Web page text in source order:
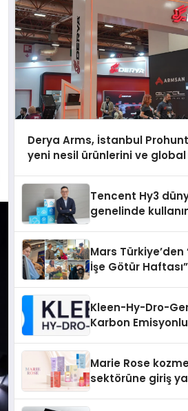
Derya Arms, İstanbul
yeni nesil ürünlerini ve
Tencent Hy3
genelinde
Mars Türkiye’den
İşe Götür Haftası”
Kleen-Hy-Dro-
Karbon
Aldı
Marie Rose
sektörüne giriş